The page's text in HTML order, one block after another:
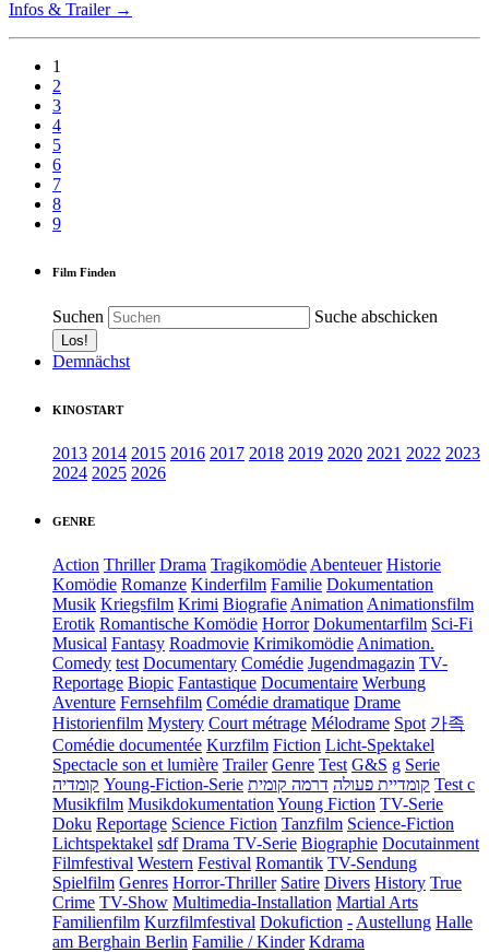
Infos & Trailer →
1
2
3
4
5
6
7
8
9
Film Finden
Suchen Suche abschicken
Demnächst
KINOSTART
2013 2014 2015 2016 2017 2018 2019 2020 2021 2022 2023
2024 2025 2026
GENRE
Action Thriller Drama Tragikomödie Abenteuer Historie
Komödie Romanze Kinderfilm Familie Dokumentation
Musik Kriegsfilm Krimi Biografie Animation Animationsfilm
Erotik Romantische Komödie Horror Dokumentarfilm Sci-Fi
Musical Fantasy Roadmovie Krimikomödie Animation.
Comedy test Documentary Comédie Jugendmagazin TV-
Reportage Biopic Fantastique Documentaire Werbung
Aventure Fernsehfilm Comédie dramatique Drame
Historienfilm Mystery Court métrage Mélodrame Spot 가족
Comédie documentée Kurzfilm Fiction Licht-Spektakel
Spectacle son et lumière Trailer Genre Test G&S g Serie
קומדיה Young-Fiction-Serie קומדיית פעולה דרמה קומית
Test c
Musikfilm Musikdokumentation Young Fiction TV-Serie
Doku Reportage Science Fiction Tanzfilm Science-Fiction
Lichtspektakel sdf Drama TV-Serie Biographie Docutainment
Filmfestival Western Festival Romantik TV-Sendung
Spielfilm Genres Horror-Thriller Satire Divers History True
Crime TV-Show Multimedia-Installation Martial Arts
Familienfilm Kurzfilmfestival Dokufiction - Austellung Halle
am Berghain Berlin Familie / Kinder Kdrama